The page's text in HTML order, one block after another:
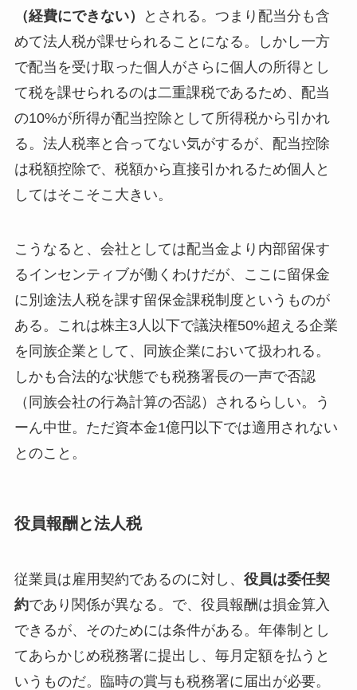
（経費にできない）
とされる。つまり配当分も含
めて法人税が課せられることになる。しかし一方
で配当を受け取った個人がさらに個人の所得とし
て税を課せられるのは二重課税であるため、配当
の10%が所得が配当控除として所得税から引かれ
る。法人税率と合ってない気がするが、配当控除
は税額控除で、税額から直接引かれるため個人と
してはそこそこ大きい。
こうなると、会社としては配当金より内部留保す
るインセンティブが働くわけだが、ここに留保金
に別途法人税を課す留保金課税制度というものが
ある。これは株主3人以下で議決権50%超える企業
を同族企業として、同族企業において扱われる。
しかも合法的な状態でも税務署長の一声で否認
（同族会社の行為計算の否認）されるらしい。う
ーん中世。ただ資本金1億円以下では適用されない
とのこと。
役員報酬と法人税
従業員は雇用契約であるのに対し、 役員は委任契
約であり関係が異なる。で、役員報酬は損金算入
できるが、そのためには条件がある。年俸制とし
てあらかじめ税務署に提出し、毎月定額を払うと
いうものだ。臨時の賞与も税務署に届出が必要。